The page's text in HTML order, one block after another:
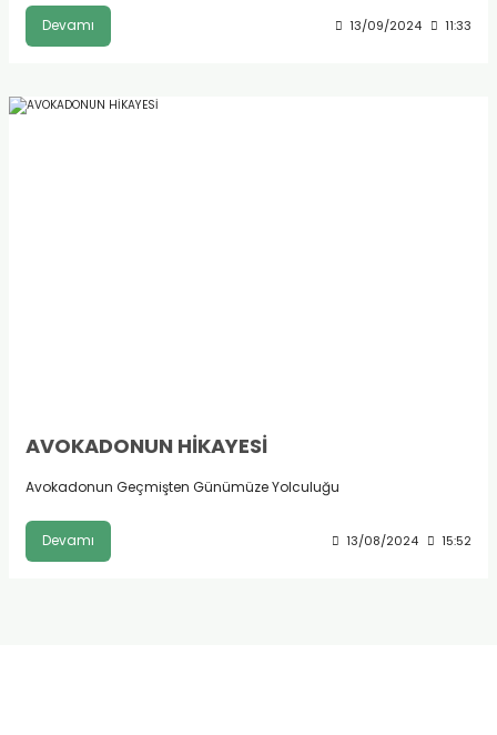
Devamı 13/09/2024 11:33
AVOKADONUN HİKAYESİ
Avokadonun Geçmişten Günümüze Yolculuğu
Devamı 13/08/2024 15:52